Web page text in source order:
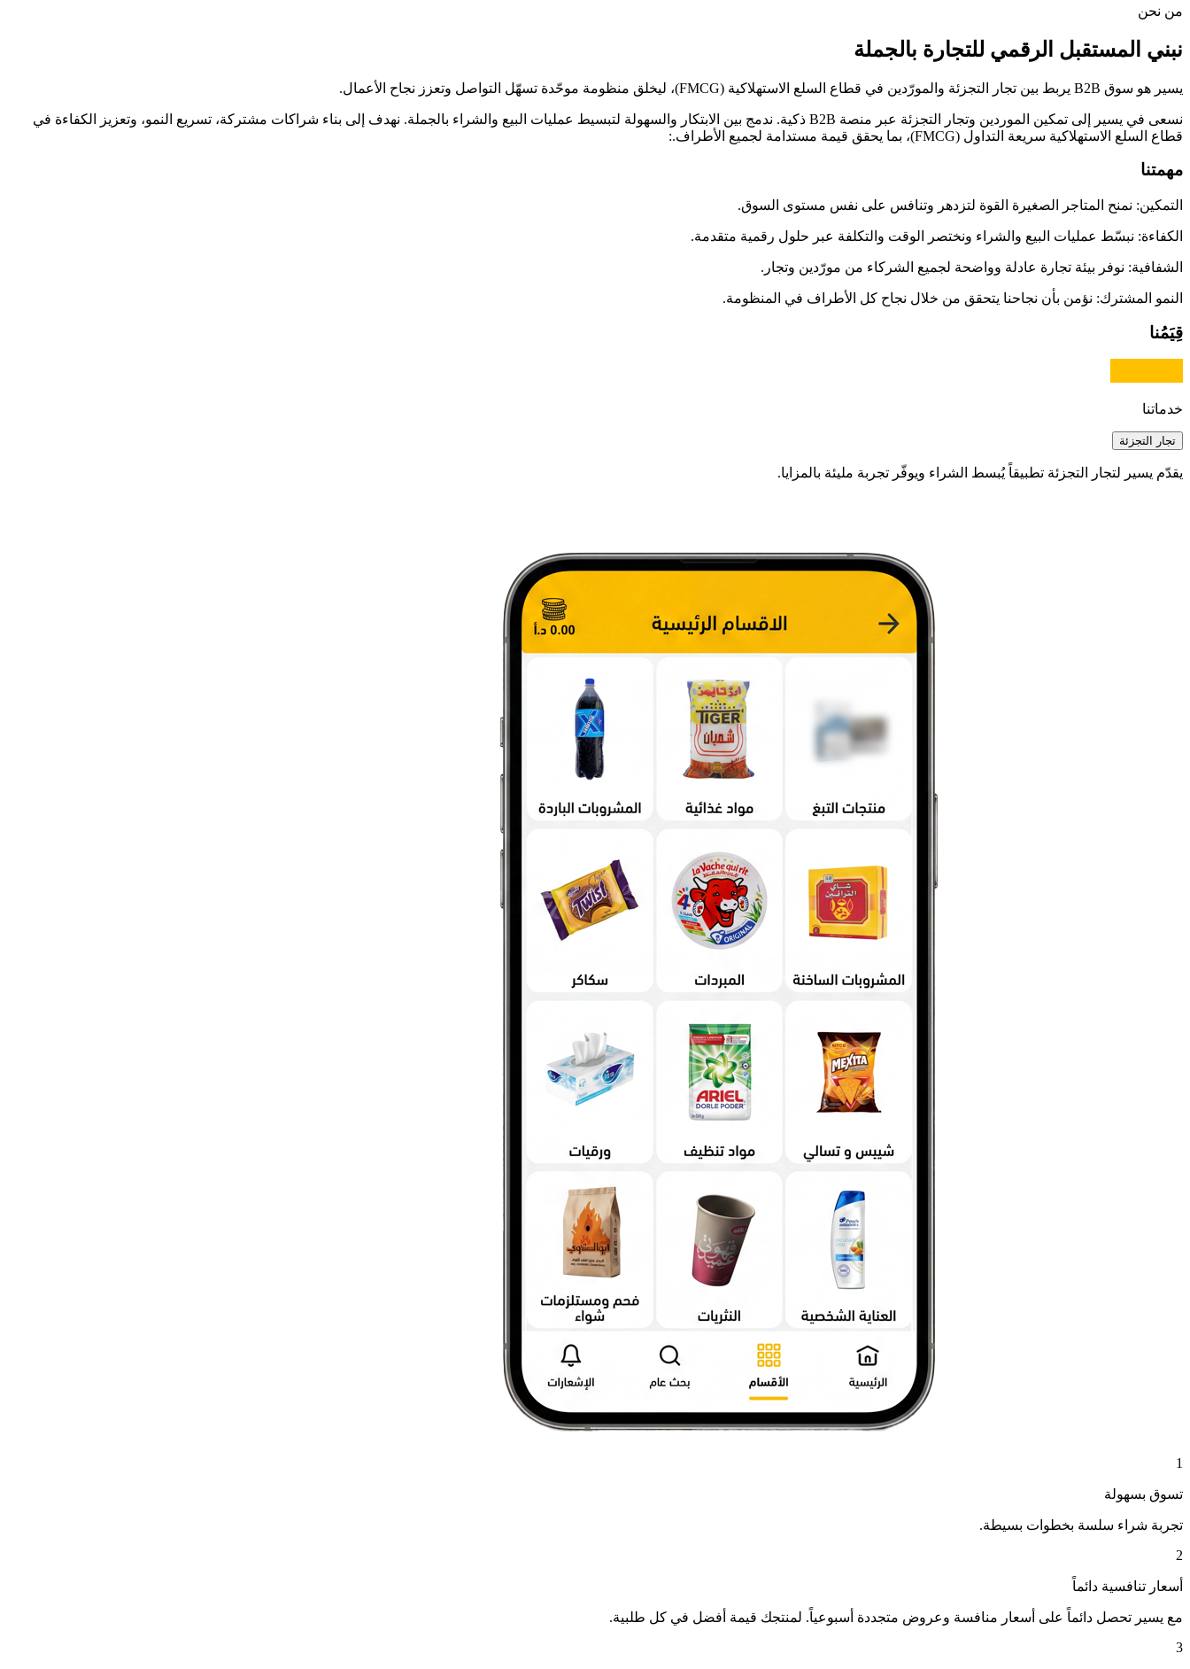
من نحن
نبني المستقبل الرقمي للتجارة بالجملة
يسير هو سوق B2B يربط بين تجار التجزئة والمورّدين في قطاع السلع الاستهلاكية (FMCG)، ليخلق منظومة موحّدة تسهّل التواصل وتعزز نجاح الأعمال.
نسعى في يسير إلى تمكين الموردين وتجار التجزئة عبر منصة B2B ذكية. ندمج بين الابتكار والسهولة لتبسيط عمليات البيع والشراء بالجملة. نهدف إلى بناء شراكات مشتركة، تسريع النمو، وتعزيز الكفاءة في
قطاع السلع الاستهلاكية سريعة التداول (FMCG)، بما يحقق قيمة مستدامة لجميع الأطراف.:
مهمتنا
التمكين: نمنح المتاجر الصغيرة القوة لتزدهر وتنافس على نفس مستوى السوق.
الكفاءة: نبسّط عمليات البيع والشراء ونختصر الوقت والتكلفة عبر حلول رقمية متقدمة.
الشفافية: نوفر بيئة تجارة عادلة وواضحة لجميع الشركاء من مورّدين وتجار.
النمو المشترك: نؤمن بأن نجاحنا يتحقق من خلال نجاح كل الأطراف في المنظومة.
قِيَمُنا
خدماتنا
تجار التجزئة
يقدّم يسير لتجار التجزئة تطبيقاً يُبسط الشراء ويوفّر تجربة مليئة بالمزايا.
1
تسوق بسهولة
تجربة شراء سلسة بخطوات بسيطة.
2
أسعار تنافسية دائماً
مع يسير تحصل دائماً على أسعار منافسة وعروض متجددة أسبوعياً. لمنتجك قيمة أفضل في كل طلبية.
3